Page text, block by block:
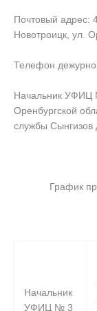
Почтовый адрес:
Новотроицк, ул.
Телефон
Начальник
Оренбургской
службы
График
Начальник
УФИЦ № 3